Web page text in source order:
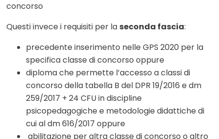
concorso
Questi invece i requisiti per la seconda fascia:
precedente inserimento nelle GPS 2020 per la
specifica classe di concorso oppure
diploma che permette l’accesso a classi di
concorso della tabella B del DPR 19/2016 e dm
259/2017 + 24 CFU in discipline
psicopedagogiche e metodologie didattiche di
cui al dm 616/2017 oppure
abilitazione per altra classe di concorso o altro